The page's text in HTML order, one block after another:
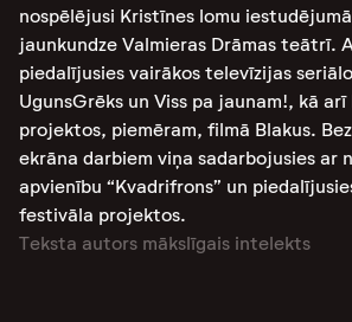
nospēlējusi Kristīnes lomu
jaunkundze Valmieras Drāmas teātrī.
piedalījusies vairākos televīzijas
UgunsGrēks un Viss pa jaunam!, kā
projektos, piemēram, filmā Blakus.
ekrāna darbiem viņa sadarbojusies ar
apvienību “Kvadrifrons” un
festivāla projektos.
Teksta autors mākslīgais intelekts